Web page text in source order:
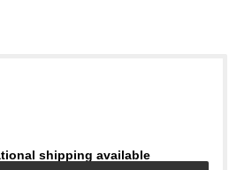
shipping available